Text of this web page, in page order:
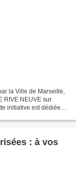
la Ville de Marseille,
RIVE NEUVE sur
initiative est dédiée
: à vos